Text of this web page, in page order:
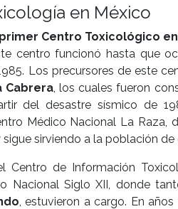
en México
Centro Toxicológico
centro funcionó hasta que
Los precursores de este
Cabrera , los cuales fueron
del desastre sísmico de
Médico Nacional La Raza,
sirviendo a la población de
Centro de Información
Nacional Siglo XII, donde
, estuvieron a cargo. En